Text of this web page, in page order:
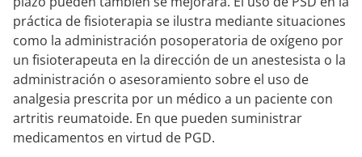
práctica de fisioterapia se ilustra mediante situaciones
como la administración posoperatoria de oxígeno por
un fisioterapeuta en la dirección de un anestesista o la
administración o asesoramiento sobre el uso de
analgesia prescrita por un médico a un paciente con
artritis reumatoide. En que pueden suministrar
medicamentos en virtud de PGD.